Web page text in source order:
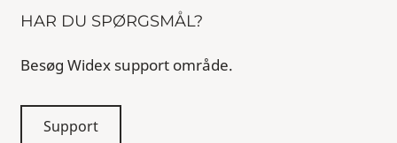
HAR DU SPØRGSMÅL?
Besøg Widex support område.
Support